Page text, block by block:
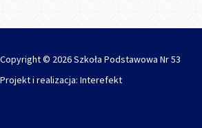
Copyright © 2026 Szkoła Podstawowa Nr 53
Projekt i realizacja: Interefekt